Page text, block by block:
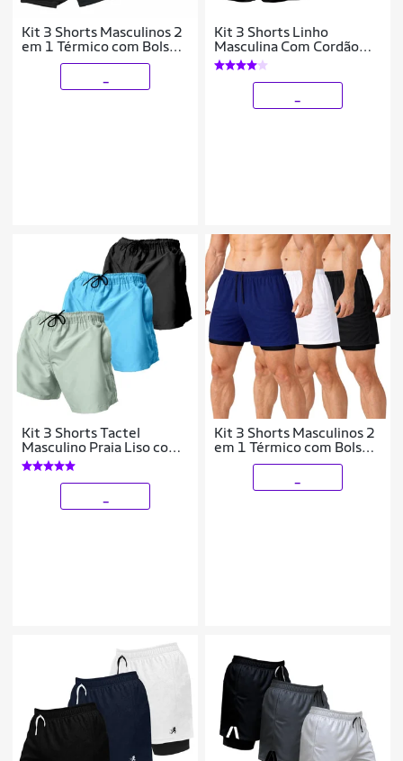
Kit 3 Shorts Masculinos 2
em 1 Térmico com Bolso
Secagem Rápida
Kit 3 Shorts Linho
Masculina Com Cordão
Bermuda Casual Verão
Kit 3 Shorts Tactel
Masculino Praia Liso com
Bolsos Secagem Rápida e
Ajuste
Kit 3 Shorts Masculinos 2
em 1 Térmico com Bolso
Secagem Rápida